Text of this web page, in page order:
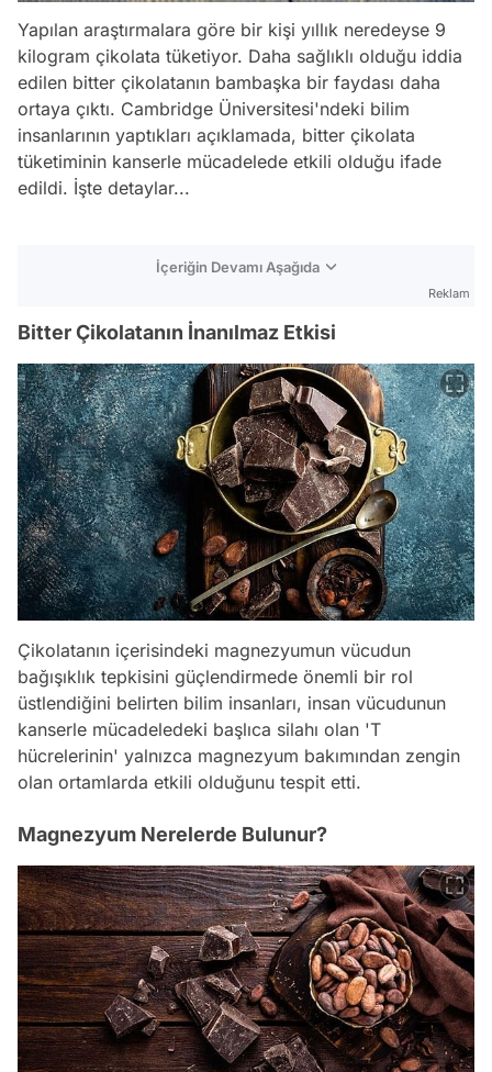
Yapılan araştırmalara göre bir kişi yıllık neredeyse 9
kilogram çikolata tüketiyor. Daha sağlıklı olduğu iddia
edilen bitter çikolatanın bambaşka bir faydası daha
ortaya çıktı. Cambridge Üniversitesi'ndeki bilim
insanlarının yaptıkları açıklamada, bitter çikolata
tüketiminin kanserle mücadelede etkili olduğu ifade
edildi. İşte detaylar...
İçeriğin Devamı Aşağıda
Reklam
Bitter Çikolatanın İnanılmaz Etkisi
Çikolatanın içerisindeki magnezyumun vücudun
bağışıklık tepkisini güçlendirmede önemli bir rol
üstlendiğini belirten bilim insanları, insan vücudunun
kanserle mücadeledeki başlıca silahı olan 'T
hücrelerinin' yalnızca magnezyum bakımından zengin
olan ortamlarda etkili olduğunu tespit etti.
Magnezyum Nerelerde Bulunur?